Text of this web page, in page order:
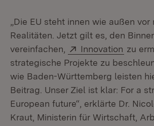
„Die EU steht innen wie außen vor
Realitäten. Jetzt gilt es, den
vereinfachen,
Extern:
Innovation zu
strategische Projekte zu
wie Baden-Württemberg leisten
Beitrag. Unser Ziel ist klar: For a
European future“, erklärte Dr.
Kraut, Ministerin für Wirtschaft,